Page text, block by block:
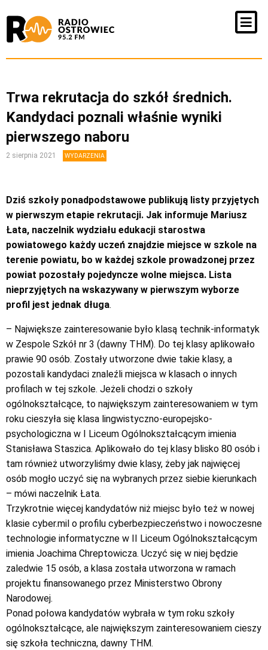
Trwa rekrutacja do szkół średnich.
Kandydaci poznali właśnie wyniki
pierwszego naboru
2 sierpnia 2021 WYDARZENIA
Dziś szkoły ponadpodstawowe publikują listy przyjętych
w pierwszym etapie rekrutacji. Jak informuje Mariusz
Łata, naczelnik wydziału edukacji starostwa
powiatowego każdy uczeń znajdzie miejsce w szkole na
terenie powiatu, bo w każdej szkole prowadzonej przez
powiat pozostały pojedyncze wolne miejsca. Lista
nieprzyjętych na wskazywany w pierwszym wyborze
profil jest jednak długa.
– Największe zainteresowanie było klasą technik-informatyk
w Zespole Szkół nr 3 (dawny THM). Do tej klasy aplikowało
prawie 90 osób. Zostały utworzone dwie takie klasy, a
pozostali kandydaci znaleźli miejsca w klasach o innych
profilach w tej szkole. Jeżeli chodzi o szkoły
ogólnokształcące, to największym zainteresowaniem w tym
roku cieszyła się klasa lingwistyczno-europejsko-
psychologiczna w I Liceum Ogólnokształcącym imienia
Stanisława Staszica. Aplikowało do tej klasy blisko 80 osób i
tam również utworzyliśmy dwie klasy, żeby jak najwięcej
osób mogło uczyć się na wybranych przez siebie kierunkach
– mówi naczelnik Łata.
Trzykrotnie więcej kandydatów niż miejsc było też w nowej
klasie cyber.mil o profilu cyberbezpieczeństwo i nowoczesne
technologie informatyczne w II Liceum Ogólnokształcącym
imienia Joachima Chreptowicza. Uczyć się w niej będzie
zaledwie 15 osób, a klasa została utworzona w ramach
projektu finansowanego przez Ministerstwo Obrony
Narodowej.
Ponad połowa kandydatów wybrała w tym roku szkoły
ogólnokształcące, ale największym zainteresowaniem cieszy
się szkoła techniczna, dawny THM.